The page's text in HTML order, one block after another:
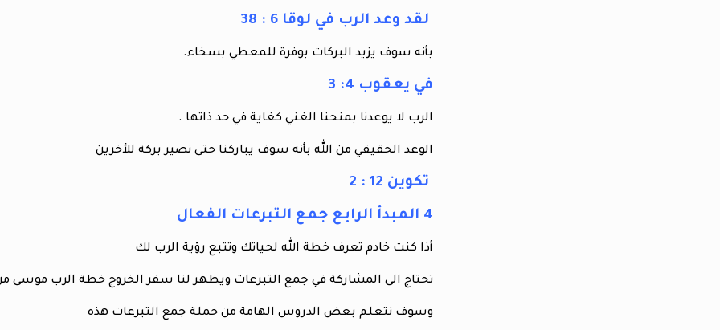
لقد وعد الرب في لوقا 6 : 38
بأنه سوف يزيد البركات بوفرة للمعطي بسخاء.
في يعقوب 4: 3
الرب لا يوعدنا بمنحنا الغني كغاية في حد ذاتها .
الوعد الحقيقي من الله بأنه سوف يباركنا حتى نصير بركة للأخرين
تكوين 12 : 2
4 المبدأ الرابع جمع التبرعات الفعال
أذا كنت خادم تعرف خطة الله لحياتك وتتبع رؤية الرب لك
تحتاج الى المشاركة في جمع التبرعات ويظهر لنا سفر الخروج خطة الرب موسى
وسوف نتعلم بعض الدروس الهامة من حملة جمع التبرعات هذه